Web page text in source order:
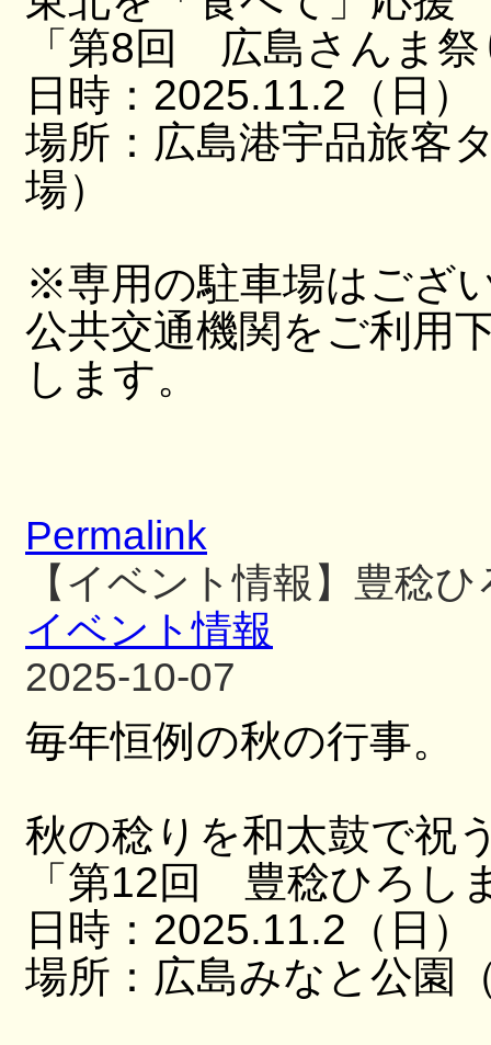
「第8回 広島さんま祭
日時：2025.11.2（日
場所：広島港宇品旅客
場）
※専用の駐車場はござ
公共交通機関をご利用
します。
Permalink
【イベント情報】豊稔
イベント情報
2025-10-07
毎年恒例の秋の行事。
秋の稔りを和太鼓で祝
「第12回 豊稔ひろし
日時：2025.11.2（日
場所：広島みなと公園